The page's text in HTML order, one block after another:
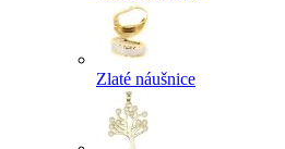
Zlaté náušnice